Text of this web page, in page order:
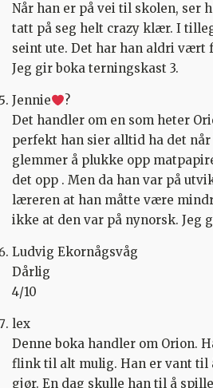
Når han er på vei til skolen, ser
tatt på seg helt crazy klær. I
seint ute. Det har han aldri vært
Jeg gir boka terningskast 3.
Jennie
?
Det handler om en som heter
perfekt han sier alltid ha det
glemmer å plukke opp
det opp . Men da han var på
læreren at han måtte være
ikke at den var på nynorsk. Jeg
Ludvig Ekornågsvåg
Dårlig
4/10
lex
Denne boka handler om Orion.
flink til alt mulig. Han er vant til
gjør. En dag skulle han til å